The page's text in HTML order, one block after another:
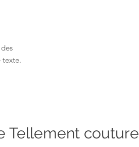
texte.
Tellement couture